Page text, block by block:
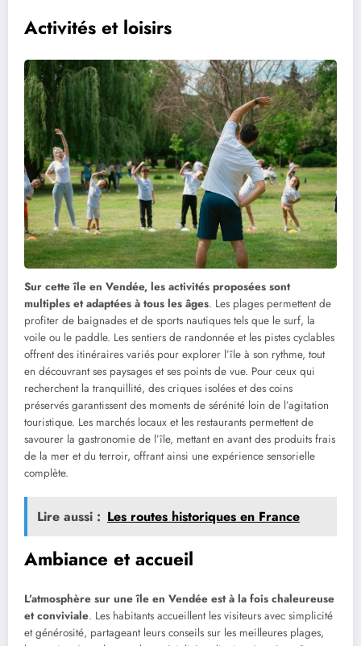
Activités et loisirs
Sur cette île en Vendée, les activités proposées sont
multiples et adaptées à tous les âges. Les plages permettent de
profiter de baignades et de sports nautiques tels que le surf, la
voile ou le paddle. Les sentiers de randonnée et les pistes cyclables
offrent des itinéraires variés pour explorer l’île à son rythme, tout
en découvrant ses paysages et ses points de vue. Pour ceux qui
recherchent la tranquillité, des criques isolées et des coins
préservés garantissent des moments de sérénité loin de l’agitation
touristique. Les marchés locaux et les restaurants permettent de
savourer la gastronomie de l’île, mettant en avant des produits frais
de la mer et du terroir, offrant ainsi une expérience sensorielle
complète.
Lire aussi : Les routes historiques en France
Ambiance et accueil
L’atmosphère sur une île en Vendée est à la fois chaleureuse
et conviviale. Les habitants accueillent les visiteurs avec simplicité
et générosité, partageant leurs conseils sur les meilleures plages,